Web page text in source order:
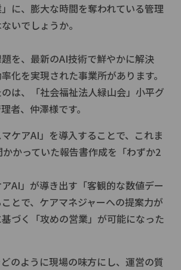
に、膨大な時間を奪われている管理
いでしょうか。
を、最新のAI技術で鮮やかに解決
化を実現された事業所があります。
は、「社会福祉法人緑山会」小平グ
者、仲澤様です。
ケアAI」を導入することで、これま
かっていた報告書作成を「わずか2
AI」が導き出す「客観的な数値デー
とで、ケアマネジャーへの提案力が
づく「攻めの営業」が可能になった
どのように現場の味方にし、運営の質